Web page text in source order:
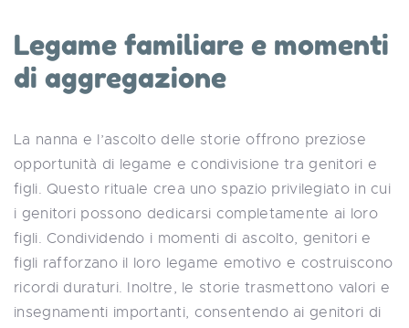
Legame familiare e momenti
di aggregazione
La nanna e l’ascolto delle storie offrono preziose
opportunità di legame e condivisione tra genitori e
figli. Questo rituale crea uno spazio privilegiato in cui
i genitori possono dedicarsi completamente ai loro
figli. Condividendo i momenti di ascolto, genitori e
figli rafforzano il loro legame emotivo e costruiscono
ricordi duraturi. Inoltre, le storie trasmettono valori e
insegnamenti importanti, consentendo ai genitori di